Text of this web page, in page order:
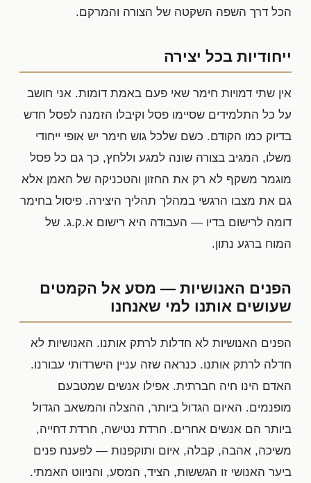
הכל דרך השפה השקטה של הצורה והמרקם.
ייחודיות בכל יצירה
אין שתי דמויות חימר שאי פעם באמת דומות. אני חושב
על כל התלמידים שסיימו פסל וקיבלו הזמנה לפסל חדש
בדיוק כמו הקודם. כשם שלכל גוש חימר יש אופי ייחודי
משלו, המגיב בצורה שונה למגע וללחץ, כך גם כל פסל
מוגמר משקף לא רק את החזון והטכניקה של האמן אלא
גם את מצבו הרגשי במהלך תהליך היצירה. פיסול בחימר
דומה לרישום בדיו — העבודה היא רישום א.ק.ג. של
המוח ברגע נתון.
הפנים האנושיות — מסע אל הקמטים
שעושים אותנו למי שאנחנו
הפנים האנושיות לא חדלות לרתק אותנו. האנושיות לא
חדלה לרתק אותנו. כנראה שזה עניין הישרדותי עבורנו.
האדם הינו חיה חברתית. אפילו אנשים שמטבעם
מופנמים. האיום הגדול ביותר, ההצלה והמשאב הגדול
ביותר הם אנשים אחרים. חרדת נטישה, חרדת דחייה,
משיכה, אהבה, קבלה, איום ותוקפנות — לפענח פנים
ביער האנושי זו הגששות, הציד, המסע, והניווט האמתי.